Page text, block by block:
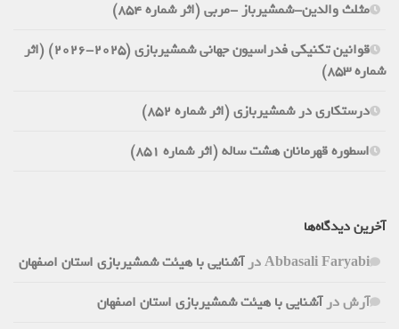
مثلث والدین-شمشیرباز -مربی (اثر شماره 854)
قوانین تکنیکی فدراسیون جهانی شمشیربازی (2025-2026) (اثر
شماره 853)
درستکاری در شمشیربازی (اثر شماره 852)
اسطوره قهرمانان هشت ساله (اثر شماره 851)
آخرین دیدگاه‌ها
Abbasali Faryabiدرآشنایی با هیئت شمشیربازی استان اصفهان
آرشدرآشنایی با هیئت شمشیربازی استان اصفهان